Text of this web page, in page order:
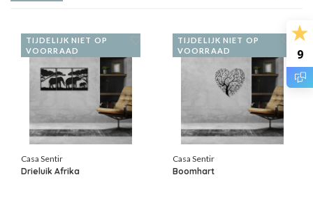
9
TIJDELIJK NIET OP
VOORRAAD
Casa Sentir
Drieluik Afrika
TIJDELIJK NIET OP
VOORRAAD
Casa Sentir
Boomhart